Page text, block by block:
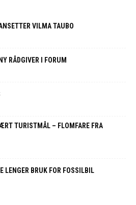
VILMA TAUBO
RÅDGIVER I FORUM
TURISTMÅL – FLOMFARE FRA
LENGER BRUK FOR FOSSILBIL